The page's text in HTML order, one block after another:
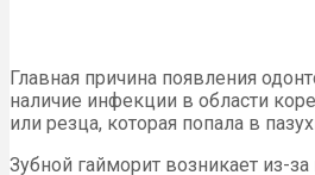
Главная причина появления
наличие инфекции в области
или резца, которая попала в
Зубной гайморит возникает из-